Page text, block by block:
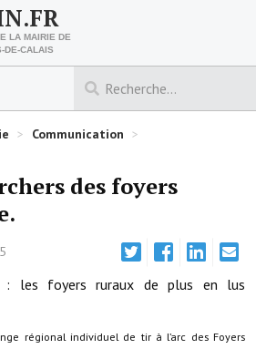
LA MAIRIE DE
DE-CALAIS
> Communication >
des foyers
: les foyers ruraux de plus en lus
régional individuel de tir à l’arc des Foyers